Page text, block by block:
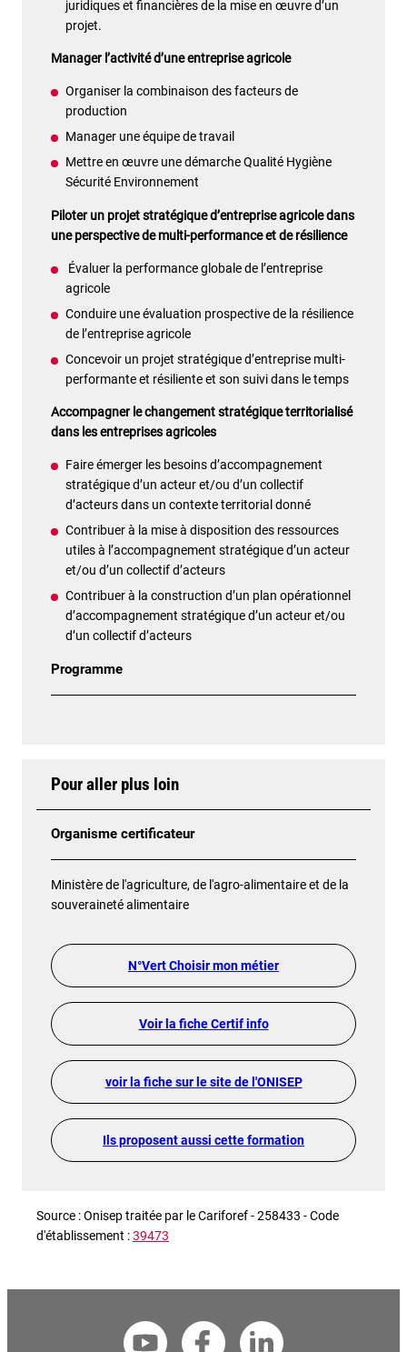
juridiques et financières de la mise en œuvre d’un
projet.
Manager l’activité d’une entreprise agricole
Organiser la combinaison des facteurs de
production
Manager une équipe de travail
Mettre en œuvre une démarche Qualité Hygiène
Sécurité Environnement
Piloter un projet stratégique d’entreprise agricole dans
une perspective de multi-performance et de résilience
Évaluer la performance globale de l’entreprise
agricole
Conduire une évaluation prospective de la résilience
de l’entreprise agricole
Concevoir un projet stratégique d’entreprise multi-
performante et résiliente et son suivi dans le temps
Accompagner le changement stratégique territorialisé
dans les entreprises agricoles
Faire émerger les besoins d’accompagnement
stratégique d’un acteur et/ou d’un collectif
d’acteurs dans un contexte territorial donné
Contribuer à la mise à disposition des ressources
utiles à l’accompagnement stratégique d’un acteur
et/ou d’un collectif d’acteurs
Contribuer à la construction d’un plan opérationnel
d’accompagnement stratégique d’un acteur et/ou
d’un collectif d’acteurs
Programme
Pour aller plus loin
Organisme certificateur
Ministère de l'agriculture, de l'agro-alimentaire et de la
souveraineté alimentaire
N°Vert Choisir mon métier
Voir la fiche Certif info
voir la fiche sur le site de l'ONISEP
Ils proposent aussi cette formation
Source : Onisep traitée par le Cariforef - 258433 - Code
d'établissement :39473